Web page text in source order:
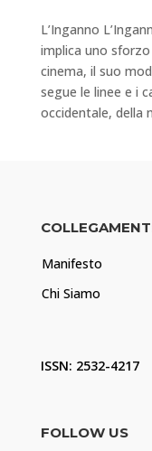
L’Inganno
implica uno
cinema, il suo
segue le linee e i
occidentale, della
Manifesto
Chi Siamo
ISSN: 2532-4217
FOLLOW US